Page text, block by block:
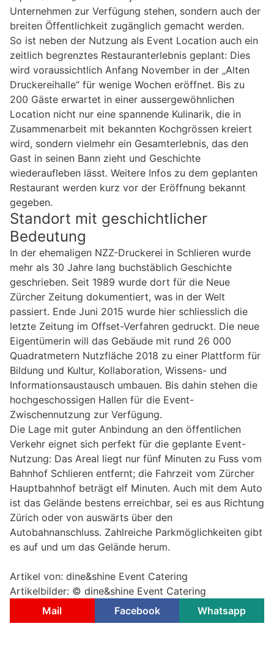
Unternehmen zur Verfügung stehen, sondern auch der
breiten Öffentlichkeit zugänglich gemacht werden.
So ist neben der Nutzung als Event Location auch ein
zeitlich begrenztes Restauranterlebnis geplant: Dies
wird voraussichtlich Anfang November in der „Alten
Druckereihalle“ für wenige Wochen eröffnet. Bis zu
200 Gäste erwartet in einer aussergewöhnlichen
Location nicht nur eine spannende Kulinarik, die in
Zusammenarbeit mit bekannten Kochgrössen kreiert
wird, sondern vielmehr ein Gesamterlebnis, das den
Gast in seinen Bann zieht und Geschichte
wiederaufleben lässt. Weitere Infos zu dem geplanten
Restaurant werden kurz vor der Eröffnung bekannt
gegeben.
Standort mit geschichtlicher
Bedeutung
In der ehemaligen NZZ-Druckerei in Schlieren wurde
mehr als 30 Jahre lang buchstäblich Geschichte
geschrieben. Seit 1989 wurde dort für die Neue
Zürcher Zeitung dokumentiert, was in der Welt
passiert. Ende Juni 2015 wurde hier schliesslich die
letzte Zeitung im Offset-Verfahren gedruckt. Die neue
Eigentümerin will das Gebäude mit rund 26 000
Quadratmetern Nutzfläche 2018 zu einer Plattform für
Bildung und Kultur, Kollaboration, Wissens- und
Informationsaustausch umbauen. Bis dahin stehen die
hochgeschossigen Hallen für die Event-
Zwischennutzung zur Verfügung.
Die Lage mit guter Anbindung an den öffentlichen
Verkehr eignet sich perfekt für die geplante Event-
Nutzung: Das Areal liegt nur fünf Minuten zu Fuss vom
Bahnhof Schlieren entfernt; die Fahrzeit vom Zürcher
Hauptbahnhof beträgt elf Minuten. Auch mit dem Auto
ist das Gelände bestens erreichbar, sei es aus Richtung
Zürich oder von auswärts über den
Autobahnanschluss. Zahlreiche Parkmöglichkeiten gibt
es auf und um das Gelände herum.
Artikel von: dine&shine Event Catering
Artikelbilder: © dine&shine Event Catering
Mail
Facebook Whatsapp